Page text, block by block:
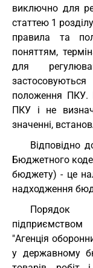
виключно для
статтею 1
правила та
поняттям,
для
положення ПКУ.
ПКУ і не
значенні,
Відповідно
Бюджетного
бюджету) - це
надходження
Порядок
"Агенція
у державному